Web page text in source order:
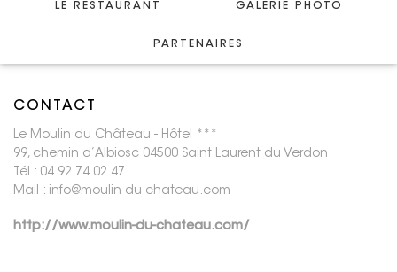
LE RESTAURANT GALERIE PHOTO
PARTENAIRES
CONTACT
Le Moulin du Château - Hôtel ***
99, chemin d’Albiosc 04500 Saint Laurent du Verdon
Tél : 04 92 74 02 47
Mail : info@moulin-du-chateau.com
http://www.moulin-du-chateau.com/